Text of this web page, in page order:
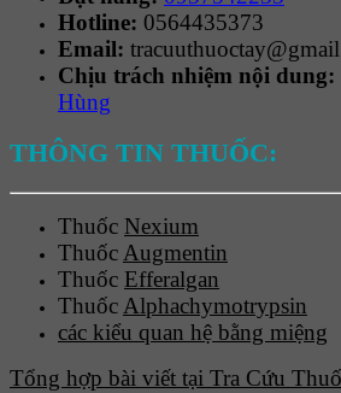
Hotline: 0564435373
Email:
Chịu trách nhiệm nội dung:
Hùng
THÔNG TIN THUỐC:
Thuốc Nexium
Thuốc Augmentin
Thuốc Efferalgan
Thuốc Alphachymotrypsin
các kiểu quan hệ bằng miệng
Tổng hợp bài viết tại Tra Cứu